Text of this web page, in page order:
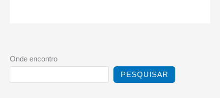
Onde encontro
PESQUISAR